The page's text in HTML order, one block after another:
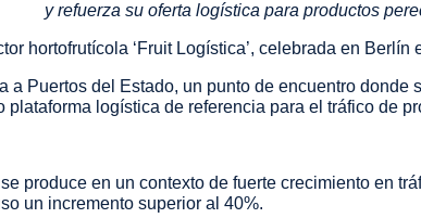
y refuerza su oferta logística para productos
hortofrutícola ‘Fruit Logística’, celebrada en Berlín
a Puertos del Estado, un punto de encuentro
logística de referencia para el tráfico de
produce en un contexto de fuerte crecimiento en
un incremento superior al 40%.